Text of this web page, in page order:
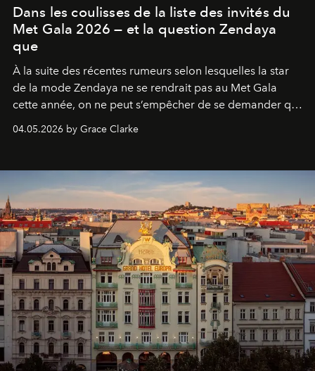
Dans les coulisses de la liste des invités du
Met Gala 2026 — et la question Zendaya
que
À la suite des récentes rumeurs selon lesquelles la star
de la mode Zendaya ne se rendrait pas au Met Gala
cette année, on ne peut s’empêcher de se demander qui
sera présent.
04.05.2026 by Grace Clarke